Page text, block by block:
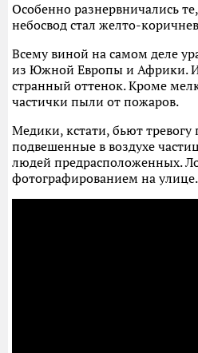
Особенно разнервничались
небосвод стал желто-
Всему виной на самом деле
из Южной Европы и Африки.
странный оттенок. Кроме
частички пыли от пожаров.
Медики, кстати, бьют
подвешенные в воздухе
людей предрасположенных.
фотографированием на улице.